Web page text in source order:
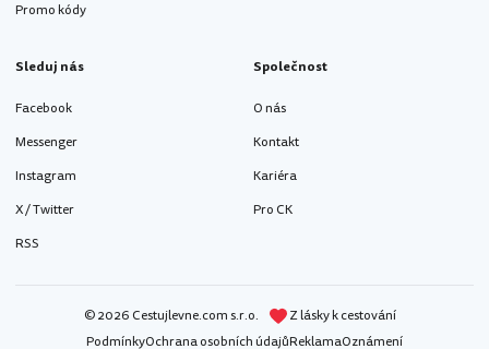
Promo kódy
Sleduj nás
Facebook
Messenger
Instagram
X / Twitter
RSS
Společnost
O nás
Kontakt
Kariéra
Pro CK
© 2026 Cestujlevne.com s.r.o.
Z lásky k cestování
PodmínkyOchrana osobních údajůReklamaOznámení